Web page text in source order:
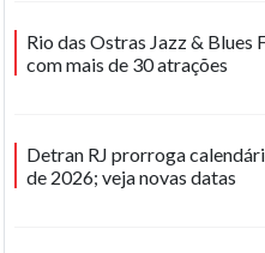
Rio das Ostras Jazz & Blues
com mais de 30 atrações
Detran RJ prorroga
de 2026; veja novas datas